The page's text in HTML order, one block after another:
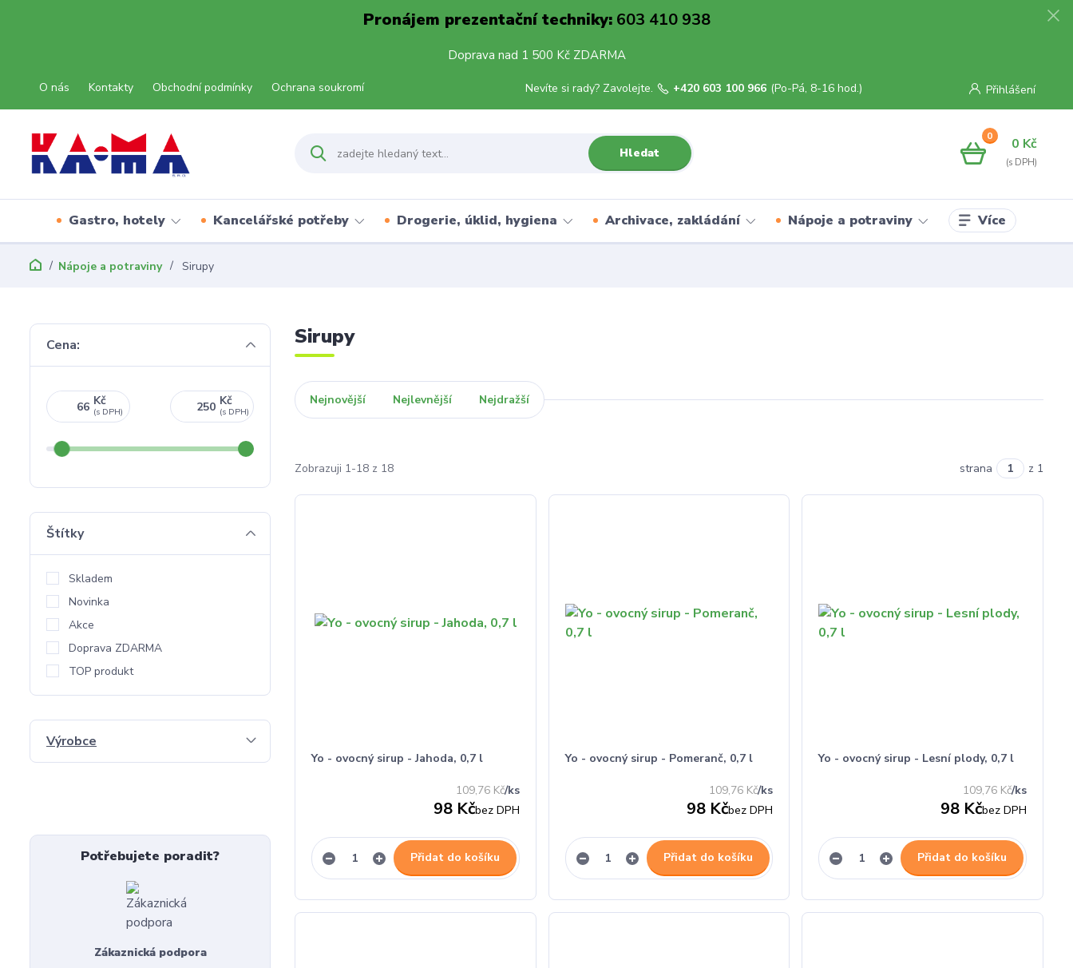
Pronájem prezentační techniky:603 410 938
Doprava nad 1 500 Kč ZDARMA
O nás Kontakty Obchodní podmínky Ochrana soukromí Přihlášení
Hledat
Nevíte si rady? Zavolejte. +420 603 100 966 (Po-Pá, 8-16 hod.)
0 0 Kč
Gastro, hotely Kancelářské potřeby Drogerie, úklid, hygiena Archivace, zakládání Nápoje a potraviny Více
Nápoje a potraviny Sirupy
Sirupy
Nejnovější Nejlevnější Nejdražší
Zobrazuji 1-18 z 18 strana z 1
Yo - ovocný sirup - Jahoda, 0,7 l
109,76 Kč/ks
98 Kčbez DPH
Přidat do košíku
Yo - ovocný sirup - Pomeranč, 0,7 l
109,76 Kč/ks
98 Kčbez DPH
Přidat do košíku
Yo - ovocný sirup - Lesní plody, 0,7 l
109,76 Kč/ks
98 Kčbez DPH
Přidat do košíku
Cena:
Kč Kč
Štítky
Skladem
Novinka
Akce
Doprava ZDARMA
TOP produkt
Výrobce
Potřebujete poradit?
Zákaznická podpora